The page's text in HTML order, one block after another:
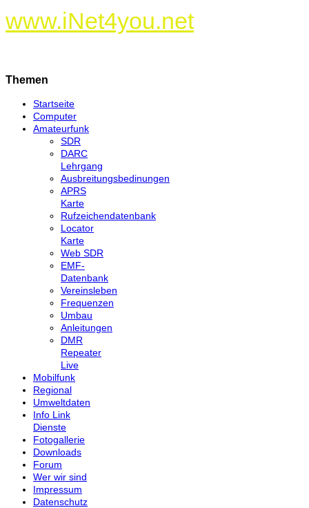
www.iNet4you.net
Themen
Startseite
Computer
Amateurfunk
SDR
DARC
Lehrgang
Ausbreitungsbedinungen
APRS
Karte
Rufzeichendatenbank
Locator
Karte
Web SDR
EMF-
Datenbank
Vereinsleben
Frequenzen
Umbau
Anleitungen
DMR
Repeater
Live
Mobilfunk
Regional
Umweltdaten
Info Link
Dienste
Fotogallerie
Downloads
Forum
Wer wir sind
Impressum
Datenschutz